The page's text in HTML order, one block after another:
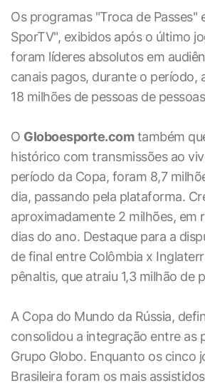
Os programas "Troca de Passes"
SporTV", exibidos após o último
foram líderes absolutos em
canais pagos, durante o período,
18 milhões de pessoas de
O Globoesporte.comtambém
histórico com transmissões ao
período da Copa, foram 8,7
dia, passando pela plataforma.
aproximadamente 2 milhões, em
dias do ano. Destaque para a
de final entre Colômbia x
pênaltis, que atraiu 1,3 milhão de
A Copa do Mundo da Rússia,
consolidou a integração entre as
Grupo Globo. Enquanto os cinco
Brasileira foram os mais